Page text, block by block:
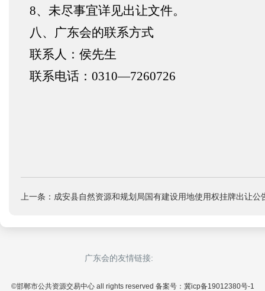
8、未尽事宜详见出让文件。
八、广东会的联系方式
联系人：侯先生
联系电话：0310—7260726
上一条：成安县自然资源和规划局国有建设用地使用权挂牌出让公
广东会的友情链接:
©邯郸市公共资源交易中心 all rights reserved 备案号：冀icp备19012380号-1